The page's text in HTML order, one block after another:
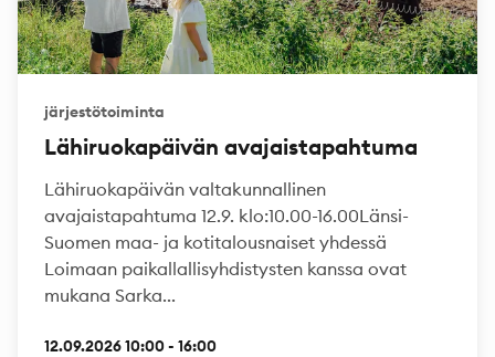
järjestötoiminta
Lähiruokapäivän avajaistapahtuma
Lähiruokapäivän valtakunnallinen
avajaistapahtuma 12.9. klo:10.00-16.00Länsi-
Suomen maa- ja kotitalousnaiset yhdessä
Loimaan paikallallisyhdistysten kanssa ovat
mukana Sarka...
12.09.2026 10:00 - 16:00